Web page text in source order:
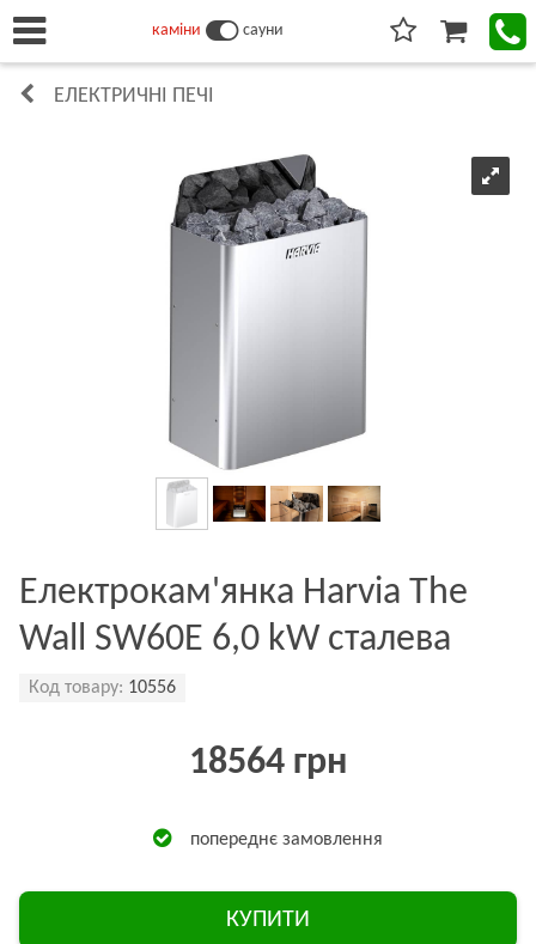
каміни сауни
ЕЛЕКТРИЧНІ ПЕЧІ
Електрокам'янка Harvia The
Wall SW60E 6,0 kW сталева
Код товару: 10556
18564 грн
попереднє замовлення
КУПИТИ